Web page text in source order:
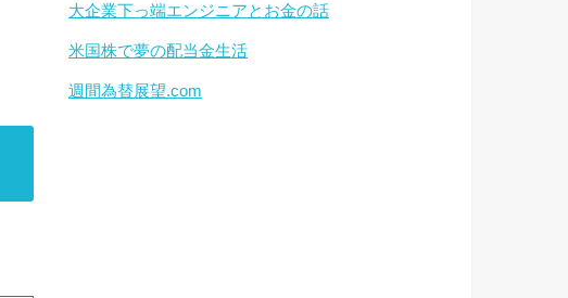
大企業下っ端エンジニアとお金の話
米国株で夢の配当金生活
週間為替展望.com